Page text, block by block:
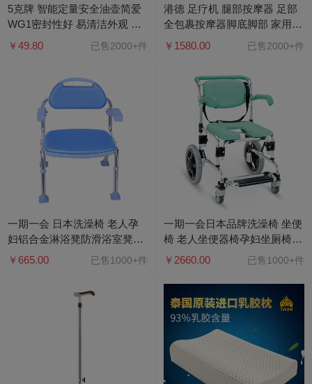
5克牌 智能定量安全油壶简爱
WG1密封性好 易清洁外观 控
制出油量
￥49.80 已售2000+件
港德 足疗机 腿部按摩器 足部
全包裹按摩器脚底脚部 家用
RD-F676 金色
￥1580.00 已售2000+件
一期一会 日本洗澡椅 老人孕
妇铝合金淋浴凳防滑浴室凳抗
压不变形沐浴椅 SBF-10
￥665.00 已售1000+件
一期一会日本品牌洗澡椅 坐便
椅 老人坐便器椅孕妇坐厕椅
YC-70GR浴厕椅（扶手可抬）
￥2660.00 已售1000+件